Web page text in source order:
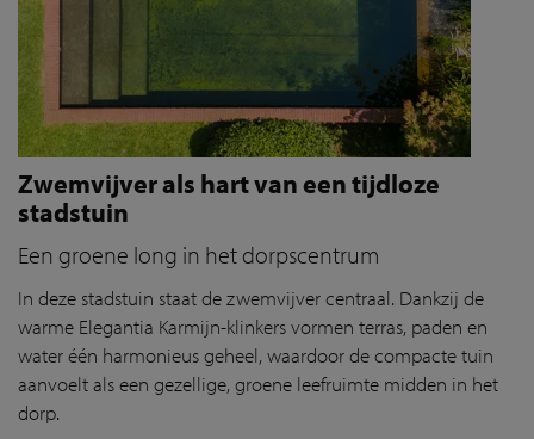
Zwemvijver als hart van een tijdloze
stadstuin
Een groene long in het dorpscentrum
In deze stadstuin staat de zwemvijver centraal. Dankzij de
warme Elegantia Karmijn-klinkers vormen terras, paden en
water één harmonieus geheel, waardoor de compacte tuin
aanvoelt als een gezellige, groene leefruimte midden in het
dorp.